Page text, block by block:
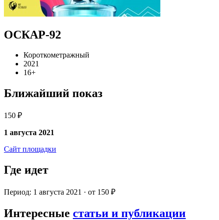
ОСКАР-92
Короткометражный
2021
16+
Ближайший показ
150 ₽
1 августа 2021
Сайт площадки
Где идет
Период: 1 августа 2021 · от 150 ₽
Интересные статьи и публикации